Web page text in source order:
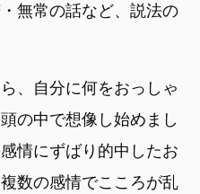
無常の話など、説法の
、自分に何をおっしゃ
の中で想像し始めまし
情にずばり的中したお
数の感情でこころが乱